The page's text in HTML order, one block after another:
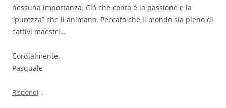
nessuna importanza. Ciò che conta è la passione e la
“purezza” che li animano. Peccato che il mondo sia pieno di
cattivi maestri…
Cordialmente.
Pasquale
Rispondi ↓